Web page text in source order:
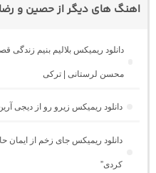
اهنگ های دیگر از حصین و
دانلود ریمیکس بلالیم بنیم
محسن لرستانی | ترکی
دانلود ریمیکس زیرو رو از دیجی
دانلود ریمیکس جای زخم از ایمان
کردی”